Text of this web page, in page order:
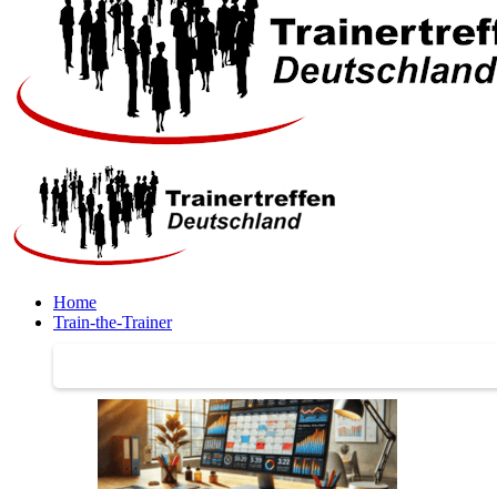
Home
Train-the-Trainer